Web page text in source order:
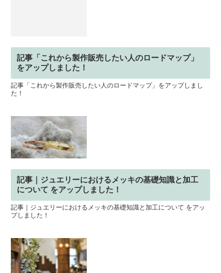
記事「これから製作販売したい人のロードマップ」
をアップしました！
記事「これから製作販売したい人のロードマップ」をアップしまし
た！
記事｜ジュエリーにおけるメッキの基礎知識と加工
について をアップしました！
記事｜ジュエリーにおけるメッキの基礎知識と加工について をアッ
プしました！